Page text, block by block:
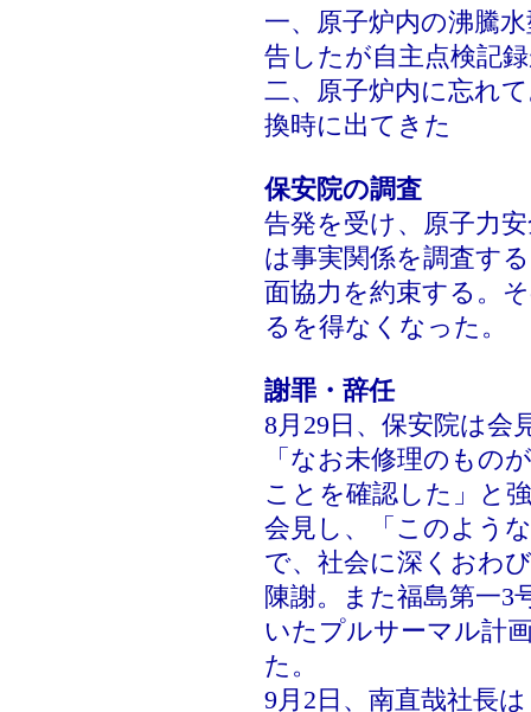
一、原子炉内の沸騰
告したが自主点検記
二、原子炉内に忘れ
換時に出てきた
保安院の調査
告発を受け、原子力
は事実関係を調査す
面協力を約束する。
るを得なくなった。
謝罪・辞任
8月29日、保安院は会
「なお未修理のもの
ことを確認した」と
会見し、「このよう
で、社会に深くおわ
陳謝。また福島第一3
いたプルサーマル計
た。
9月2日、南直哉社長